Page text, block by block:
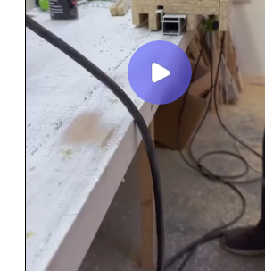
+7
Оставить
заявку
Доставка в любой город
Кахахстана